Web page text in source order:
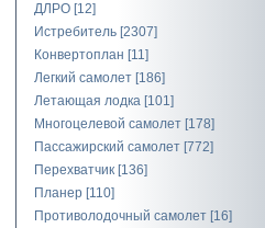
ДЛРО [12]
Истребитель [2307]
Конвертоплан [11]
Легкий самолет [186]
Летающая лодка [101]
Многоцелевой самолет [178]
Пассажирский самолет [772]
Перехватчик [136]
Планер [110]
Противолодочный самолет [16]